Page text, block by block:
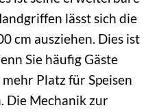
lässt sich die
cm ausziehen. Dies ist
Sie häufig Gäste
Platz für Speisen
Die Mechanik zur